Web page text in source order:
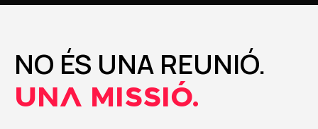
NO ÉS UNA REUNIÓ.
UNA MISSIÓ.